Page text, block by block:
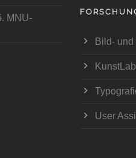
MNU-
Bild-
User